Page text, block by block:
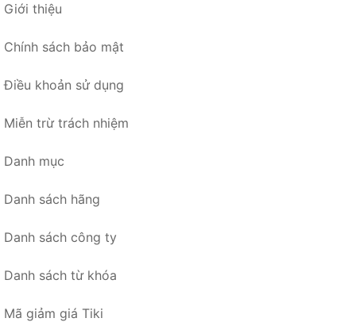
Giới thiệu
Chính sách bảo mật
Điều khoản sử dụng
Miễn trừ trách nhiệm
Danh mục
Danh sách hãng
Danh sách công ty
Danh sách từ khóa
Mã giảm giá Tiki